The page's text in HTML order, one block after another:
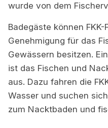
wurde von dem
Badegäste können
Genehmigung für das
Gewässern besitzen.
ist das Fischen und
aus. Dazu fahren die
Wasser und suchen
zum Nacktbaden und